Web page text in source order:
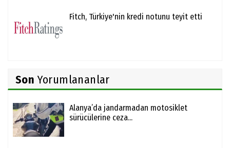
Fitch, Türkiye'nin kredi notunu teyit etti
Son Yorumlananlar
Alanya’da jandarmadan motosiklet
sürücülerine ceza...